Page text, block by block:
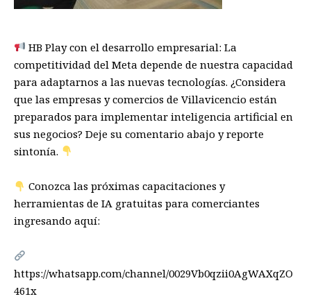
HB Play con el desarrollo empresarial: La
competitividad del Meta depende de nuestra capacidad
para adaptarnos a las nuevas tecnologías. ¿Considera
que las empresas y comercios de Villavicencio están
preparados para implementar inteligencia artificial en
sus negocios? Deje su comentario abajo y reporte
sintonía.
Conozca las próximas capacitaciones y
herramientas de IA gratuitas para comerciantes
ingresando aquí:
https://whatsapp.com/channel/0029Vb0qzii0AgWAXqZO
461x